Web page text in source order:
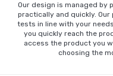
Our design is managed by
practically and quickly.
tests in line with your
you quickly reach the
access the product you
choosing the